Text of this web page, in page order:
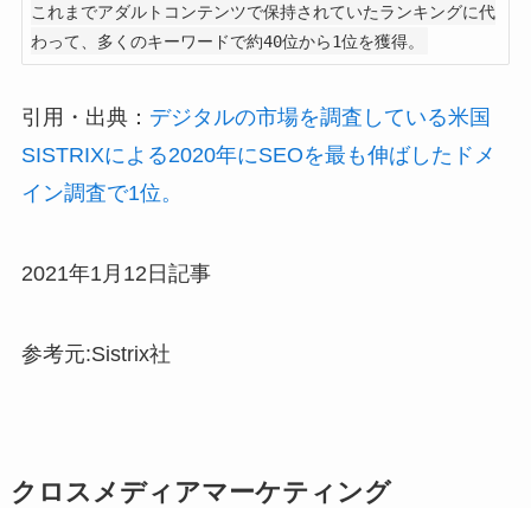
これまでアダルトコンテンツで保持されていたランキングに代
わって、多くのキーワードで約40位から1位を獲得。
引用・出典： デジタルの市場を調査している米国
SISTRIXによる2020年にSEOを最も伸ばしたドメ
イン調査で1位。
2021年1月12日記事
参考元:Sistrix社
クロスメディアマーケティング